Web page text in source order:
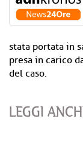
stata portata in
presa in carico
del caso.
LEGGI